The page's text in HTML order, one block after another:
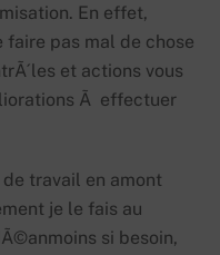
En effet,
pas mal de chose
et actions vous
Ã effectuer
travail en amont
je le fais au
si besoin,